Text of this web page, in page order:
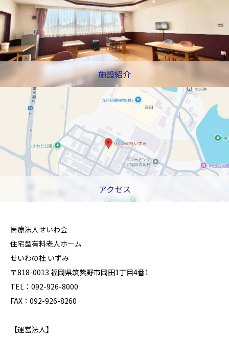
施設紹介
アクセス
医療法人せいわ会
住宅型有料老人ホーム
せいわの杜 いずみ
〒818-0013 福岡県筑紫野市岡田1丁目4番1
TEL：092-926-8000
FAX：092-926-8260
【運営法人】